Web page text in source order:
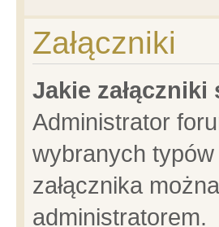
Załączniki
Jakie
Administrator
wybranych
załącznika
administratorem.